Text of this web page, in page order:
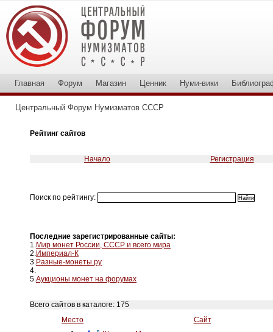
Главная Форум Магазин Ценник Нуми-вики
Центральный Форум Нумизматов СССР
Рейтинг сайтов
Начало Регистрация
Поиск по рейтингу:
Последние зарегистрированные сайты:
1.Мир монет России, СССР и всего мира
2.Империал-К
3.Разные-монеты.ру
4.
5.Аукционы монет на форумах
Всего сайтов в каталоге: 175
Место
Сайт